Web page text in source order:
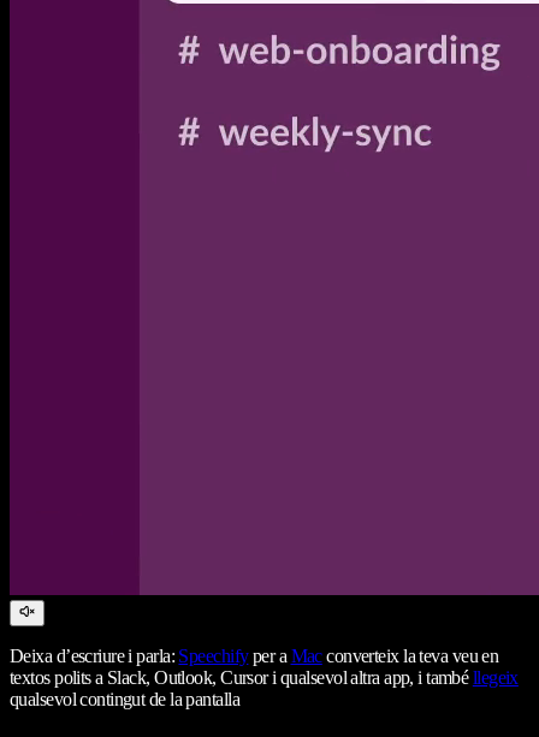
Deixa d’escriure i parla: Speechifyper a Macconverteix la teva veu en
textos polits a Slack, Outlook, Cursor i qualsevol altra app, i tambéllegeix
qualsevol contingut de la pantalla